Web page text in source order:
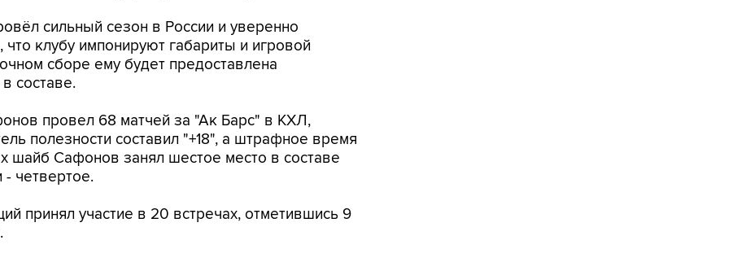
сильный сезон в России и уверенно
клубу импонируют габариты и игровой
сборе ему будет предоставлена
составе.
провел 68 матчей за "Ак Барс" в КХЛ,
полезности составил "+18", а штрафное время
шайб Сафонов занял шестое место в составе
- четвертое.
участие в 20 встречах, отметившись 9